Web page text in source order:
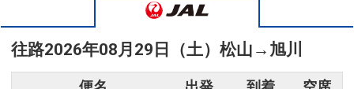
往路2026年08月29日（土） 松山 → 旭川